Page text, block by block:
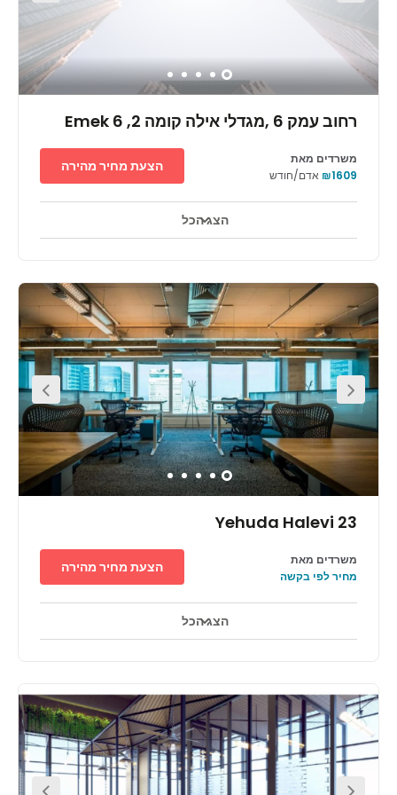
רחוב עמק 6 ,מגדלי אילה קומה 2, Emek 6
משרדים מאת
אדם/חודש
הצעת מחיר מהירה
הצג הכל
Yehuda Halevi 23
מעון יום לילדים
restaurants, cafes and bars – giving you endless options
for your lunch break. You can enjoy several bars with your
colleagues or clients after work. There is lots of culture to
soak in including museums, art galleries and historical
sights. Within a walking distance you will also find
supermarkets and plenty of public transport links to
משרדים מאת
מחיר לפי בקשה
הצעת מחיר מהירה
הצג הכל